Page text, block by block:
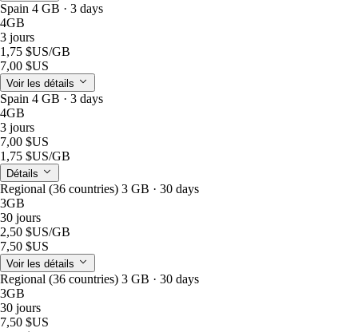
Spain 4 GB · 3 days
4GB
3 jours
1,75 $US/GB
7,00 $US
Voir les détails
Spain 4 GB · 3 days
4GB
3 jours
7,00 $US
1,75 $US/GB
Détails
Regional (36 countries) 3 GB · 30 days
3GB
30 jours
2,50 $US/GB
7,50 $US
Voir les détails
Regional (36 countries) 3 GB · 30 days
3GB
30 jours
7,50 $US